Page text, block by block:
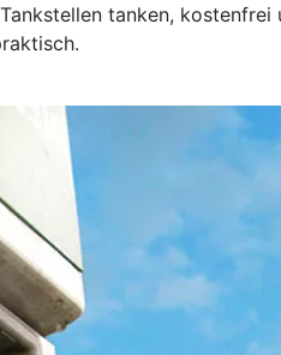
tanken, kostenfrei